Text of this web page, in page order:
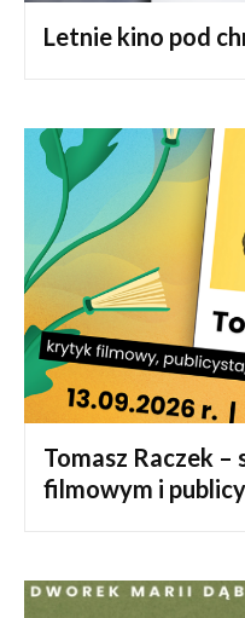
Letnie kino pod
Tomasz Raczek
filmowym i